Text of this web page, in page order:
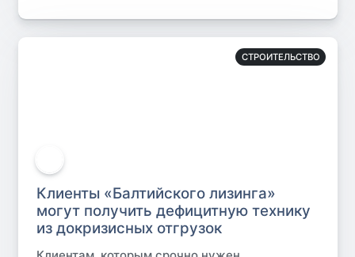
СТРОИТЕЛЬСТВО
Клиенты «Балтийского лизинга»
могут получить дефицитную технику
из докризисных отгрузок